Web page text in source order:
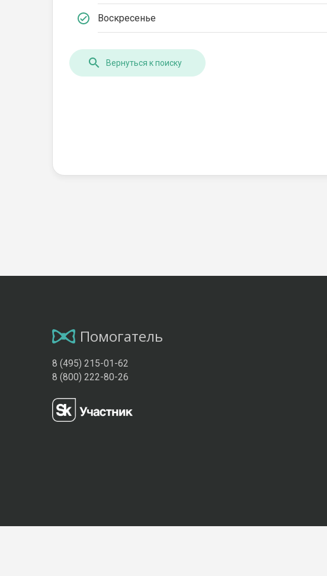
Воскресенье
Вернуться к поиску
Помогатель
8 (495) 215-01-62
8 (800) 222-80-26